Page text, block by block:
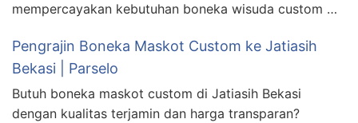
mempercayakan kebutuhan boneka wisuda custom …
Pengrajin Boneka Maskot Custom ke Jatiasih
Bekasi | Parselo
Butuh boneka maskot custom di Jatiasih Bekasi
dengan kualitas terjamin dan harga transparan?